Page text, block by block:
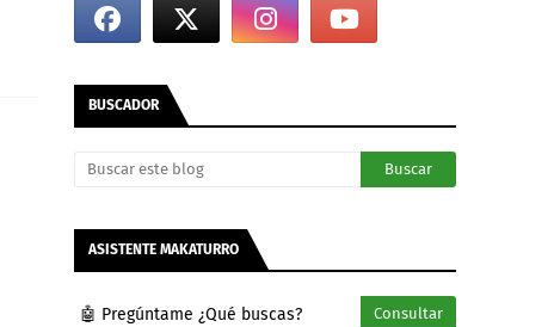
BUSCADOR
ASISTENTE MAKATURRO
🤖 Pregúntame ¿Qué buscas? Consultar